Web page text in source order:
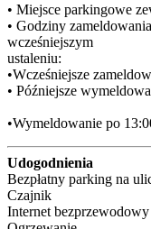
• Miejsce parkingowe
• Godziny
wcześniejszym
ustaleniu:
•Wcześniejsze
• Późniejsze
•Wymeldowanie po
Udogodnienia
Bezpłatny parking na
Czajnik
Internet bezprzewodowy